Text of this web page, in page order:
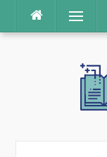
Menu